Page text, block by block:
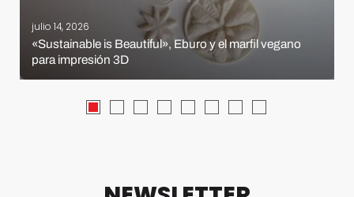
julio 14, 2026
«Sustainable is Beautiful», Eburo y el marfil vegano
para impresión 3D